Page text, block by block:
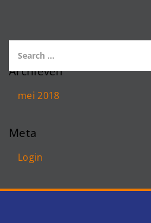
Archieven
mei 2018
Meta
Login